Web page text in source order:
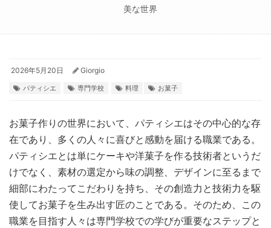
美な世界
2026年5月20日 Giorgio
パティシエ 専門学校 料理 お菓子
お菓子作りの世界において、パティシエはその中心的な存
在であり、多くの人々に喜びと感動を届ける職業である。
パティシエとは単にケーキや洋菓子を作る技術者というだ
けでなく、素材の選定から味の調整、デザインに至るまで
細部にわたってこだわりを持ち、その創造力と技術力を駆
使してお菓子を生み出す匠のことである。そのため、この
職業を目指す人々は専門学校での学びが重要なステップと